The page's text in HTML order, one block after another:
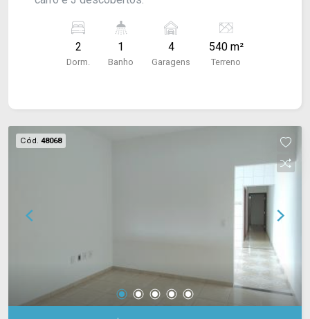
2
Dorm.
1
Banho
4
Garagens
540 m²
Terreno
Cód. 48068